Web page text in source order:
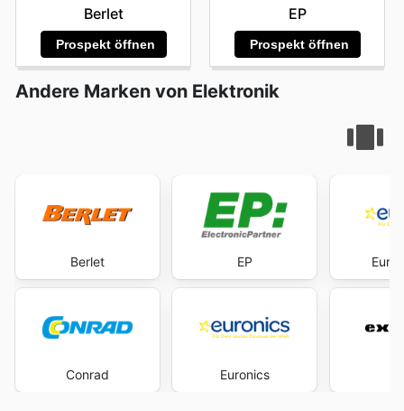
Berlet
Prospekt öffnen
EP
Prospekt öffnen
Andere Marken von Elektronik
Berlet
Conrad
EP
Euronics